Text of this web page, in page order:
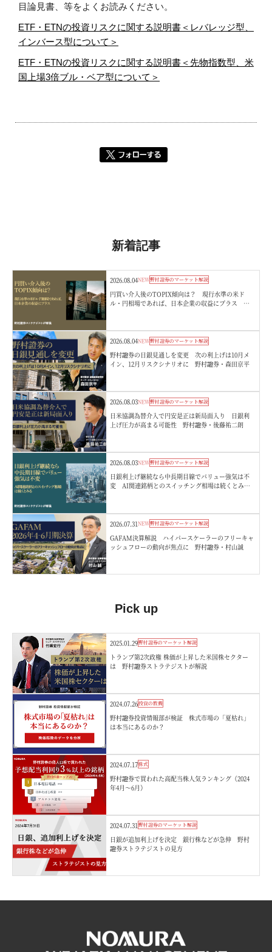
目論見書、等をよくお読みください。
ETF・ETNの投資リスクに関する説明書＜レバレッジ型、
インバース型について＞
ETF・ETNの投資リスクに関する説明書＜先物指数型、米
国上場3倍ブル・ベア型について＞
新着記事
2026.08.04NEW野村證券のマーケット解説
円買い介入後のTOPIX傾向は？ 現行水準の米ド
ル・円相場であれば、日本企業の収益にプラス 野
2026.08.04NEW野村證券のマーケット解説
野村證券の日銀見通しを変更 次の利上げは10月メ
イン、12月リスクシナリオに 野村證券・森田京平
2026.08.03NEW野村證券のマーケット解説
日米協調為替介入で円安是正は新局面入り 日銀利
上げ圧力が高まる可能性 野村證券・後藤祐二朗
2026.08.03NEW野村證券のマーケット解説
日銀利上げ継続なら中長期目線でバリュー強気は不
変 AI関連銘柄とのスイッチング相場は続くとみ
2026.07.31NEW野村證券のマーケット解説
GAFAM決算解説 ハイパースケーラーのフリーキャ
ッシュフローの動向が焦点に 野村證券・村山誠
Pick up
2025.01.29野村證券のマーケット解説
トランプ第2次政権 株価が上昇した米国株セクター
は 野村證券ストラテジストが解説
2024.07.26投資の教養
野村證券投資情報部が検証 株式市場の「夏枯れ」
は本当にあるのか？
2024.07.17株式
野村證券で買われた高配当株人気ランキング（2024
年4月～6月）
2024.07.31 野村證券のマーケット解説
日銀が追加利上げを決定 銀行株などが急伸 野村
證券ストラテジストの見方